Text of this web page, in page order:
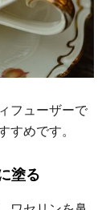
フューザーで
めです。
塗る